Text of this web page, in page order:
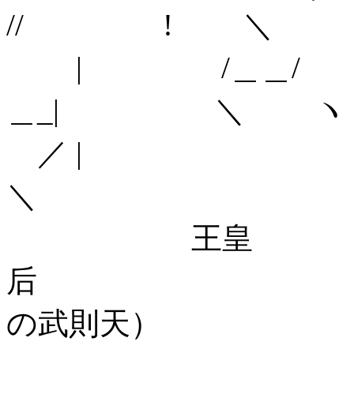
// ! ＼
| /＿
＿_| ＼ ヽ
／ |
＼
王皇
后 武
の武則天）